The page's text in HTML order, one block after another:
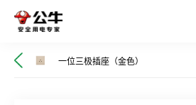
一位三极插座（金色）